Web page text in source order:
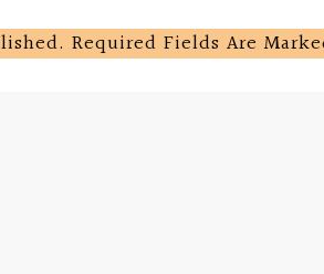
Required Fields Are